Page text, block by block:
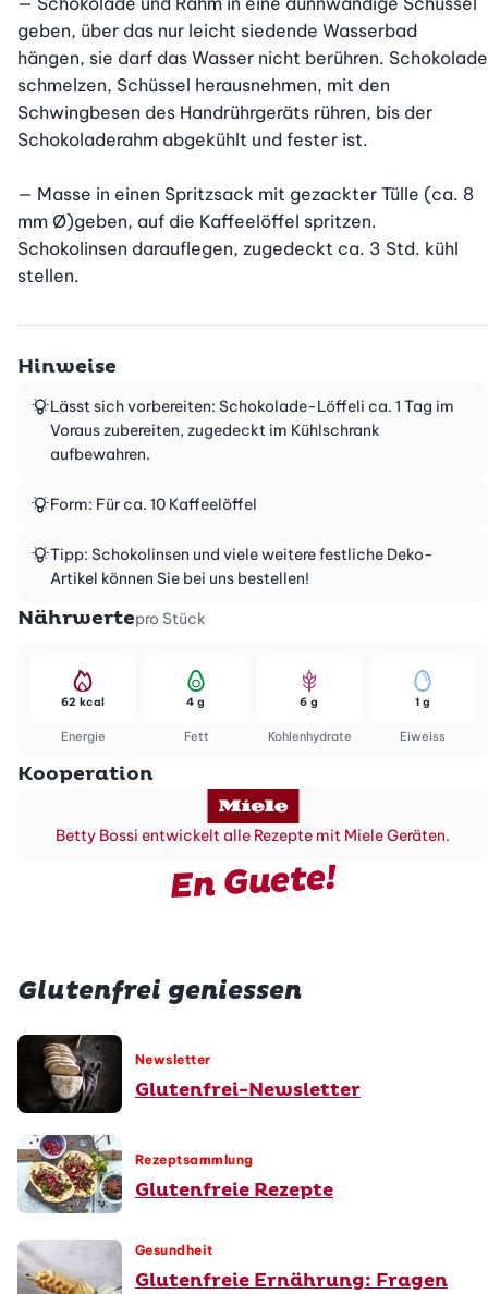
geben, über das nur leicht siedende Wasserbad
hängen, sie darf das Wasser nicht berühren. Schokolade
schmelzen, Schüssel herausnehmen, mit den
Schwingbesen des Handrührgeräts rühren, bis der
Schokoladerahm abgekühlt und fester ist.
— Masse in einen Spritzsack mit gezackter Tülle (ca. 8
mm Ø)geben, auf die Kaffeelöffel spritzen.
Schokolinsen darauflegen, zugedeckt ca. 3 Std. kühl
stellen.
Hinweise
Lässt sich vorbereiten: Schokolade-Löffeli ca. 1 Tag im
Voraus zubereiten, zugedeckt im Kühlschrank
aufbewahren.
Form: Für ca. 10 Kaffeelöffel
Tipp: Schokolinsen und viele weitere festliche Deko-
Artikel können Sie bei uns bestellen!
Nährwertepro Stück
Energie
62 kcal
Fett
4 g
Kohlenhydrate
6 g
Eiweiss
1 g
Kooperation
Betty Bossi entwickelt alle Rezepte mit Miele Geräten.
En Guete!
Glutenfrei geniessen
Newsletter
Glutenfrei-Newsletter
Rezeptsammlung
Glutenfreie Rezepte
Gesundheit
Glutenfreie Ernährung: Fragen